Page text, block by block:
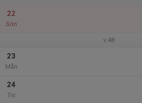
22
Sön
v.48
23
Mån
24
Tis